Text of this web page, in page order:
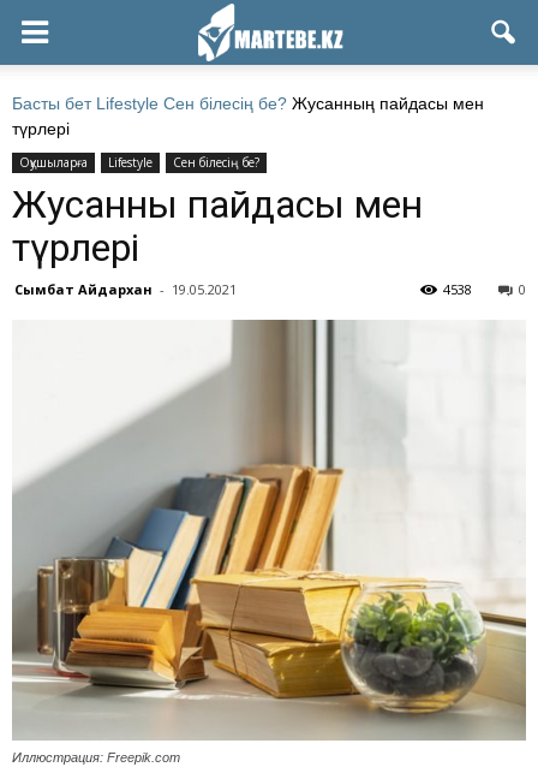
Басты бет Lifestyle Сен білесің бе? Жусанның пайдасы мен
түрлері
Оқушыларға Lifestyle Сен білесің бе?
Жусанның пайдасы мен
түрлері
Сымбат Айдархан - 19.05.2021 0
4538
Иллюстрация: Freepik.com